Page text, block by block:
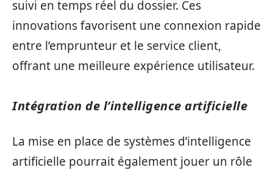
suivi en temps réel du dossier. Ces
innovations favorisent une connexion rapide
entre l’emprunteur et le service client,
offrant une meilleure expérience utilisateur.
Intégration de l’intelligence artificielle
La mise en place de systèmes d’intelligence
artificielle pourrait également jouer un rôle